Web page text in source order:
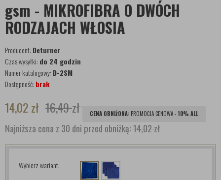
gsm - MIKROFIBRA O DWÓCH
RODZAJACH WŁOSIA
Producent: Deturner
Czas wysyłki: do 24 godzin
Numer katalogowy: D-2SM
Dostępność: brak
14,02zł 16,49zł CENA OBNIŻONA: PROMOCJA CENOWA -10% ALL
Najniższa cena z 30 dni przed obniżką:14,02 zł
Wybierz wariant: